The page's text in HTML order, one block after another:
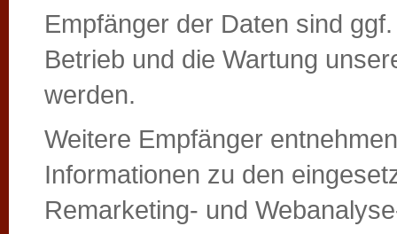
Empfänger der Daten sind
Betrieb und die Wartung
werden.
Weitere Empfänger
Informationen zu den
Remarketing- und